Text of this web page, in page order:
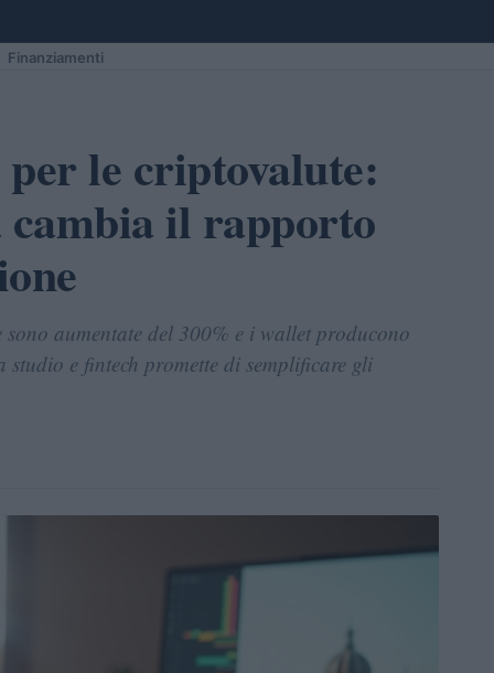
Finanziamenti
le criptovalute:
cambia il rapporto
aumentate del 300% e i wallet producono
e fintech promette di semplificare gli